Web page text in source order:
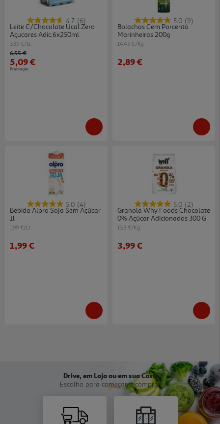
4.7 (6)
Leite C/chocolate Ucal Zero
Açucares Adic.6x250ml
3.39 €/Lt
Price reduced from
6,55 €to
5,09 €
Promoção
5.0 (9)
Bolachas Cem Porcento
Marinheiras 200g
14.45 €/Kg
2,89 €
5.0 (4)
Bebida Alpro Soja Sem Açúcar
1l
1.99 €/Lt
1,99 €
5.0 (2)
Granola Why Foods Chocolate
0% Açúcar Adicionados 300 G
13.3 €/Kg
3,99 €
Drive, em Loja ou em sua Casa
Escolha para começar a comprar